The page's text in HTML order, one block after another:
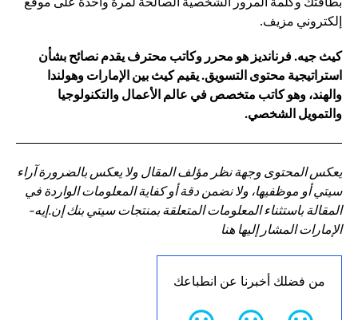
إلكتروني مزيف.
كيث جيه. فرنانديز هو محرر وكاتب محترف يقدم نصائح بشأن
استراتيجية محتوى التسويق. يقيم كيث بين الإمارات وهولندا
والهند، وهو كاتب متخصص في عالم الأعمال والتكنولوجيا
والتمويل الشخصي.
يعكس المحتوى وجهة نظر مؤلف المقال ولا يعكس بالضرورة آراء
سيتي أو موظفيها، ولا نضمن دقة أو كفاية المعلومات الواردة في
المقالة باستثناء المعلومات المتعلقة بمنتجات سيتي بنك إن.إيه-
الإمارات المشار إليها هنا
من فضلك أخبرنا عن انطباعك